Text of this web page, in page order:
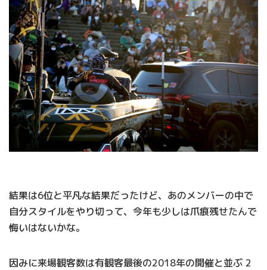
結果は6位と平凡な結果だったけど、あのメンバーの中で
自分スタイルをやり切って、今年も少しは爪痕残せたんで
悔いはないかな。
因みに来場観客数は有観客最後の2018年の開催と並ぶ 2